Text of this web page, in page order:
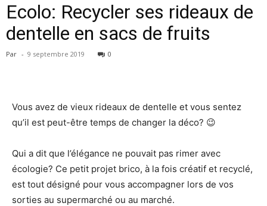
Ecolo: Recycler ses rideaux de
dentelle en sacs de fruits
Par - 9 septembre 2019 0
Vous avez de vieux rideaux de dentelle et vous sentez
qu’il est peut-être temps de changer la déco? 😉
Qui a dit que l’élégance ne pouvait pas rimer avec
écologie? Ce petit projet brico, à la fois créatif et recyclé,
est tout désigné pour vous accompagner lors de vos
sorties au supermarché ou au marché.